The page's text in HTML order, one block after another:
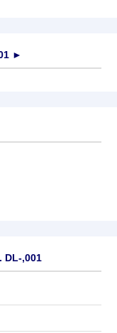
►
DL-,001